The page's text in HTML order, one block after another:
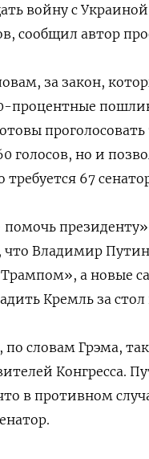
войну с
сообщил автор
за закон,
процентные
голосов, но и
требуется 67
что Владимир
Трампом», а новые
Кремль за стол
по словам Грэма,
Конгресса.
в противном